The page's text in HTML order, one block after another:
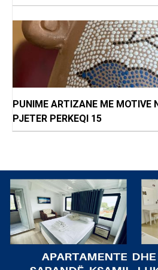
PUNIME ARTIZANE ME MOTIVE
PJETER PERKEQI 15